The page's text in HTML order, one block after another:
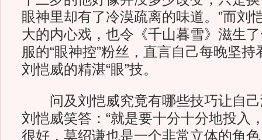
眼神里却有了冷漠疏离的味道。”而刘
大的内心戏，也令《千山暮雪》滋生
服的“眼神控”粉丝，直言自己每晚坚
刘恺威的精湛“眼”技。
问及刘恺威究竟有哪些技巧让自己
刘恺威笑答：“就是要十分十分地投入
很好，莫绍谦也是一个非常立体的角